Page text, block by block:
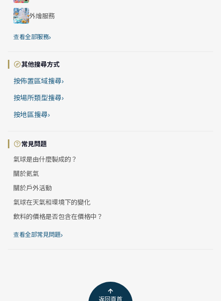
外燴服務
查看全部服務›
其他搜尋方式
按佈置區域搜尋›
按場所類型搜尋›
按地區搜尋›
常見問題
氣球是由什麼製成的？
關於氦氣
關於戶外活動
氣球在天氣和環境下的變化
飲料的價格是否包含在價格中？
查看全部常見問題›